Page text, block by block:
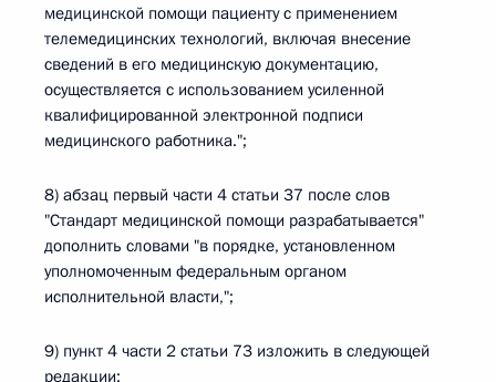
медицинской помощи пациенту с применением
телемедицинских технологий, включая внесение
сведений в его медицинскую документацию,
осуществляется с использованием усиленной
квалифицированной электронной подписи
медицинского работника.";
8) абзац первый части 4 статьи 37 после слов
"Стандарт медицинской помощи разрабатывается"
дополнить словами "в порядке, установленном
уполномоченным федеральным органом
исполнительной власти,";
9) пункт 4 части 2 статьи 73 изложить в следующей
редакции: